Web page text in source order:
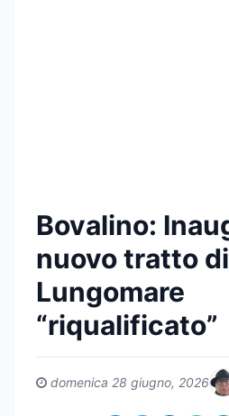
Bovalino:
nuovo tratto di
Lungomare
“riqualificato”
domenica 28 giugno, 2026